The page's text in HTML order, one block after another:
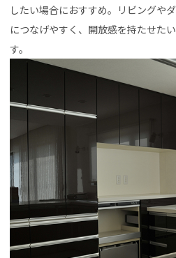
したい場合におすすめ。リビングや
につなげやすく、開放感を持たせた
す。